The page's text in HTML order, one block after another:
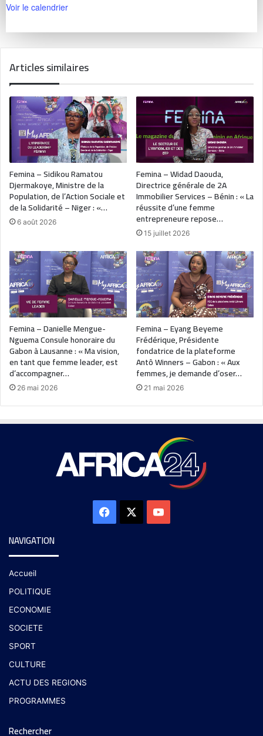
Voir le calendrier
Articles similaires
Femina – Sidikou Ramatou
Djermakoye, Ministre de la
Population, de l’Action Sociale et
de la Solidarité – Niger : «…
6 août 2026
Femina – Widad Daouda,
Directrice générale de 2A
Immobilier Services – Bénin : « La
réussite d’une femme
entrepreneure repose…
15 juillet 2026
Femina – Danielle Mengue-
Nguema Consule honoraire du
Gabon à Lausanne : « Ma vision,
en tant que femme leader, est
d’accompagner…
26 mai 2026
Femina – Eyang Beyeme
Frédérique, Présidente
fondatrice de la plateforme
Antô Winners – Gabon : « Aux
femmes, je demande d’oser…
21 mai 2026
NAVIGATION
Accueil
POLITIQUE
ECONOMIE
SOCIETE
SPORT
CULTURE
ACTU DES REGIONS
PROGRAMMES
Rechercher